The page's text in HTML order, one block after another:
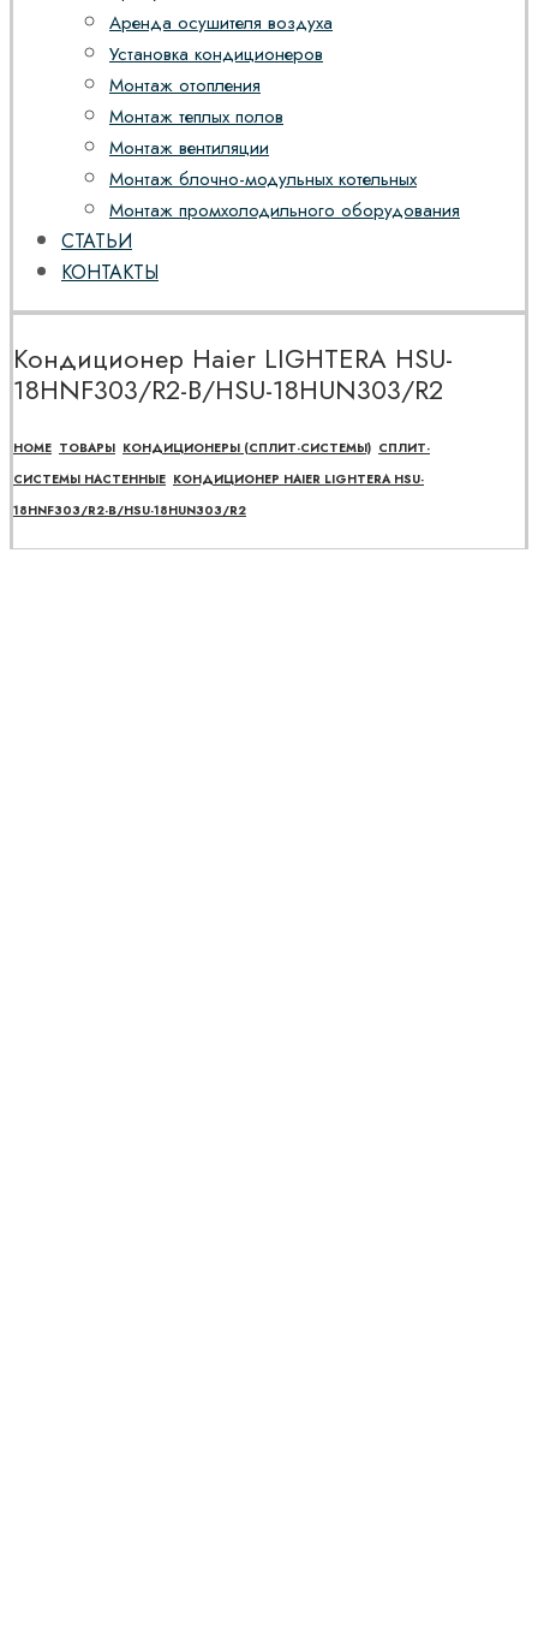
Аренда осушителя воздуха
Установка кондиционеров
Монтаж отопления
Монтаж теплых полов
Монтаж вентиляции
Монтаж блочно-модульных котельных
Монтаж промхолодильного оборудования
СТАТЬИ
КОНТАКТЫ
Кондиционер Haier LIGHTERA HSU-
18HNF303/R2-B/HSU-18HUN303/R2
HOME ТОВАРЫ КОНДИЦИОНЕРЫ (СПЛИТ-СИСТЕМЫ) СПЛИТ-
СИСТЕМЫ НАСТЕННЫЕ КОНДИЦИОНЕР HAIER LIGHTERA HSU-
18HNF303/R2-B/HSU-18HUN303/R2